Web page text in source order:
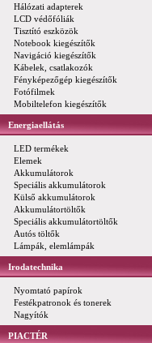
Hálózati adapterek
LCD védőfóliák
Tisztító eszközök
Notebook kiegészítők
Navigáció kiegészítők
Kábelek, csatlakozók
Fényképezőgép kiegészítők
Fotófilmek
Mobiltelefon kiegészítők
Energiaellátás
LED termékek
Elemek
Akkumulátorok
Speciális akkumulátorok
Külső akkumulátorok
Akkumulátortöltők
Speciális akkumulátortöltők
Autós töltők
Lámpák, elemlámpák
Irodatechnika
Nyomtató papírok
Festékpatronok és tonerek
Nagyítók
PIACTÉR